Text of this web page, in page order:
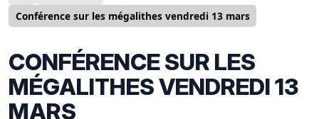
Conférence sur les mégalithes vendredi 13 mars
CONFÉRENCE SUR LES
MÉGALITHES VENDREDI 13
MARS